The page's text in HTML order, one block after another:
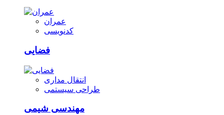
عمران
کدنویسی
فضایی
انتقال مداری
طراحی سیستمی
مهندسی شیمی